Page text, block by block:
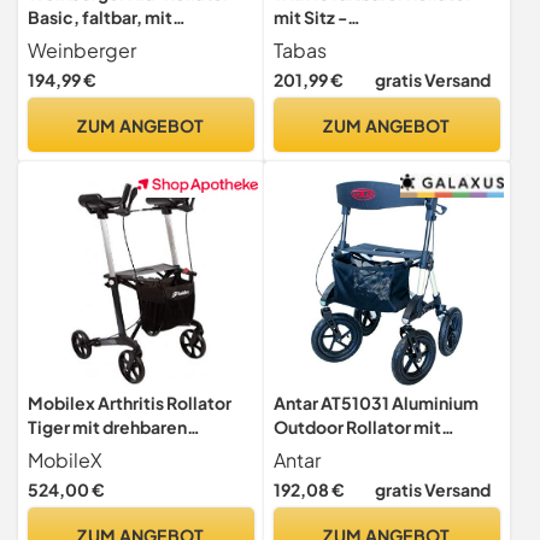
Basic, faltbar, mit
Sitzfläche, Leichtgewicht
6,2 Kg, Medizinprodukt
Klasse 1, höhenverstellbar,
Reiserollator, 46501
Weinberger
194,99 €
ZUM ANGEBOT
mit Sitz -
Preis-/Leistungssieger für
Outdoor mit Luftbereifung,
Sitzfläche und Rückengurt,
Gehhilfe von Lösch Reha
Tabas
201,99 € gratis Versand
ZUM ANGEBOT
Mobilex Arthritis Rollator
Tiger mit drehbaren
Armstützen metallic braun
MobileX
524,00 €
ZUM ANGEBOT
Antar AT51031 Aluminium
Outdoor Rollator mit
Luftbereifung für Wald-und
Feldwege, weiß
Antar
192,08 € gratis Versand
ZUM ANGEBOT